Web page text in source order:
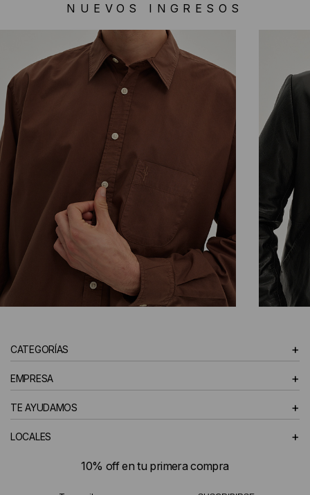
NUEVOS INGRESOS
HOMBRE
CATEGORÍAS +
EMPRESA +
TE AYUDAMOS +
LOCALES +
10% off en tu primera compra